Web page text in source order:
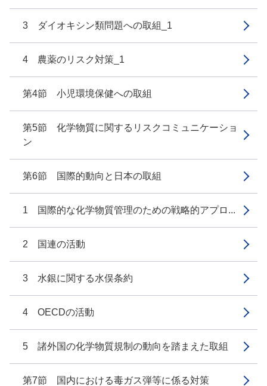
3 ダイオキシン類問題への取組_1
4 農薬のリスク対策_1
第4節 小児環境保健への取組
第5節 化学物質に関するリスクコミュニケーショ
ン
第6節 国際的動向と日本の取組
1 国際的な化学物質管理のための戦略的アプロ...
2 国連の活動
3 水銀に関する水俣条約
4 OECDの活動
5 諸外国の化学物質規制の動向を踏まえた取組
第7節 国内における毒ガス弾等に係る対策